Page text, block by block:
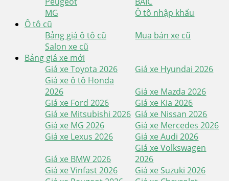
MG
Ô tô nhập khẩu
Ô tô cũ
Bảng giá ô tô cũ
Mua bán xe cũ
Salon xe cũ
Bảng giá xe mới
Giá xe Toyota 2026
Giá xe Hyundai 2026
Giá xe ô tô Honda
2026
Giá xe Mazda 2026
Giá xe Ford 2026
Giá xe Kia 2026
Giá xe Mitsubishi 2026 Giá xe Nissan 2026
Giá xe MG 2026
Giá xe Mercedes 2026
Giá xe Lexus 2026
Giá xe Audi 2026
Giá xe BMW 2026
Giá xe Volkswagen
2026
Giá xe Vinfast 2026
Giá xe Suzuki 2026